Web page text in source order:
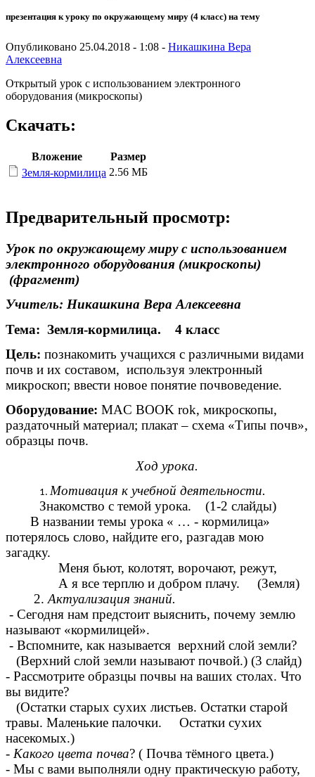
презентация к уроку по окружающему миру (4 класс) на тему
Опубликовано 25.04.2018 - 1:08 - Никашкина Вера
Алексеевна
Открытый урок с использованием электронного
оборудования (микроскопы)
Скачать:
Вложение
Размер
Земля-кормилица 2.56 МБ
Предварительный просмотр:
Урок по окружающему миру с использованием
электронного оборудования (микроскопы)
(фрагмент)
Учитель: Никашкина Вера Алексеевна
Тема: Земля-кормилица. 4 класс
Цель: познакомить учащихся с различными видами
почв и их составом, используя электронный
микроскоп; ввести новое понятие почвоведение.
Оборудование: MAC BOOK rok, микроскопы,
раздаточный материал; плакат – схема «Типы почв»,
образцы почв.
Ход урока.
Мотивация к учебной деятельности.
Знакомство с темой урока. (1-2 слайды)
В названии темы урока « … - кормилица»
потерялось слово, найдите его, разгадав мою
загадку.
Меня бьют, колотят, ворочают, режут,
А я все терплю и добром плачу. (Земля)
2. Актуализация знаний.
- Сегодня нам предстоит выяснить, почему землю
называют «кормилицей».
- Вспомните, как называется верхний слой земли?
(Верхний слой земли называют почвой.) (3 слайд)
- Рассмотрите образцы почвы на ваших столах. Что
вы видите?
(Остатки старых сухих листьев. Остатки старой
травы. Маленькие палочки. Остатки сухих
насекомых.)
- Какого цвета почва? ( Почва тёмного цвета.)
- Мы с вами выполняли одну практическую работу,